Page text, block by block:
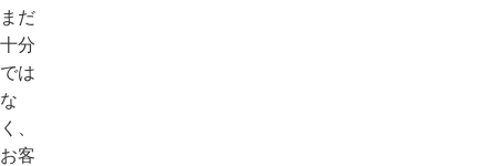
まだ
十分
では
な
く、
お客